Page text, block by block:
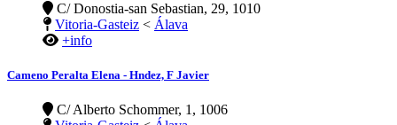
C/ Donostia-san Sebastian, 29, 1010
Vitoria-Gasteiz < Álava
+info
Cameno Peralta Elena - Hndez, F Javier
C/ Alberto Schommer, 1, 1006